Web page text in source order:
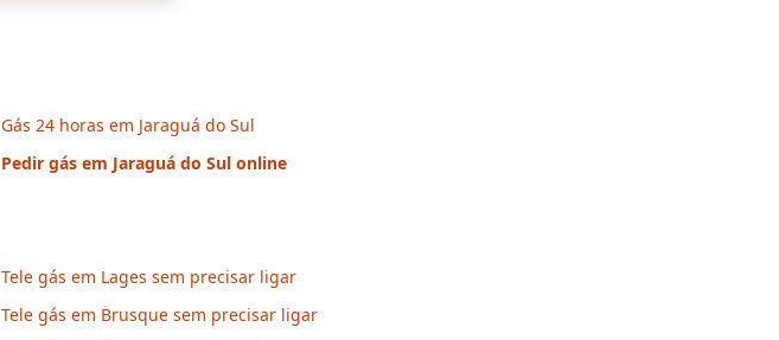
Gás 24 horas em Jaraguá do Sul
Pedir gás em Jaraguá do Sul online
Tele gás em Lages sem precisar ligar
Tele gás em Brusque sem precisar ligar